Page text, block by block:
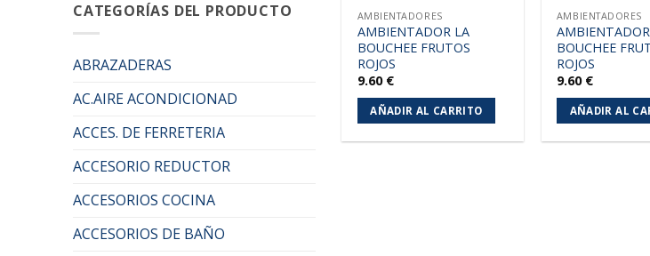
CATEGORÍAS DEL PRODUCTO
ABRAZADERAS
AC.AIRE ACONDICIONAD
ACCES. DE FERRETERIA
ACCESORIO REDUCTOR
ACCESORIOS COCINA
ACCESORIOS DE BAÑO
AMBIENTADORES
AMBIENTADOR LA
BOUCHEE FRUTOS
ROJOS
9.60 €
AÑADIR AL CARRITO
AMBIENTADORES
BOUCHEE
ROJOS
9.60 €
AÑADIR AL